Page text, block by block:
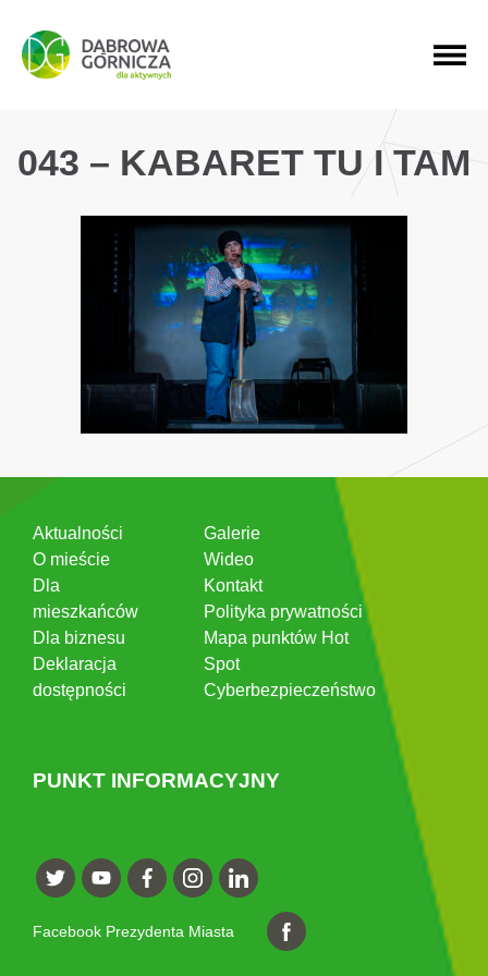
PRZEJDŹ DO MENU GŁÓWNEGO
PRZEJDŹ DO WYSZUKIWARKI
PRZEJDŹ DO TREŚCI
043 – KABARET TU I TAM
Aktualności
O mieście
Dla
mieszkańców
Dla biznesu
Deklaracja
dostępności
Galerie
Wideo
Kontakt
Polityka prywatności
Mapa punktów Hot
Spot
Cyberbezpieczeństwo
PUNKT INFORMACYJNY
Facebook Prezydenta Miasta